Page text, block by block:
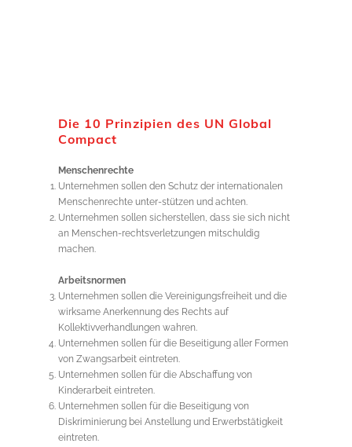
Die 10 Prinzipien des UN Global
Compact
Menschenrechte
Unternehmen sollen den Schutz der internationalen
Menschenrechte unter-stützen und achten.
Unternehmen sollen sicherstellen, dass sie sich nicht
an Menschen-rechtsverletzungen mitschuldig
machen.
Arbeitsnormen
Unternehmen sollen die Vereinigungsfreiheit und die
wirksame Anerkennung des Rechts auf
Kollektivverhandlungen wahren.
Unternehmen sollen für die Beseitigung aller Formen
von Zwangsarbeit eintreten.
Unternehmen sollen für die Abschaffung von
Kinderarbeit eintreten.
Unternehmen sollen für die Beseitigung von
Diskriminierung bei Anstellung und Erwerbstätigkeit
eintreten.